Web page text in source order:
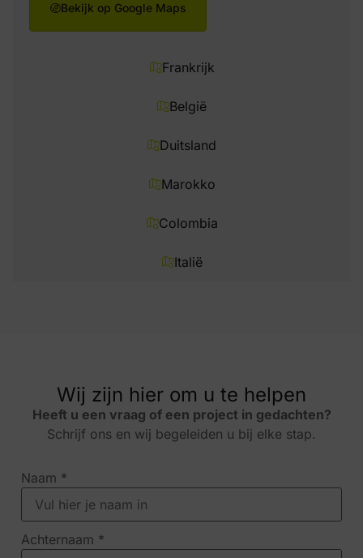
Frankrijk
België
Duitsland
Marokko
Colombia
Italië
Bekijk op Google Maps
Wij zijn hier om u te helpen
Heeft u een vraag of een project in gedachten?
Schrijf ons en wij begeleiden u bij elke stap.
Naam *
Achternaam *